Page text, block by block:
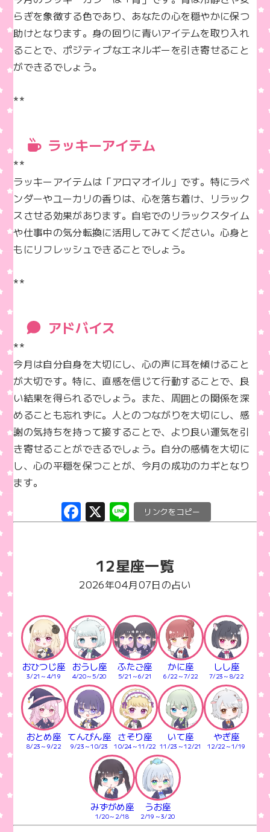
らぎを象徴する色であり、あなたの心を穏やかに保つ
助けとなります。身の回りに青いアイテムを取り入れ
ることで、ポジティブなエネルギーを引き寄せること
ができるでしょう。
**
ラッキーアイテム
**
ラッキーアイテムは「アロマオイル」です。特にラベ
ンダーやユーカリの香りは、心を落ち着け、リラック
スさせる効果があります。自宅でのリラックスタイム
や仕事中の気分転換に活用してみてください。心身と
もにリフレッシュできることでしょう。
**
アドバイス
**
今月は自分自身を大切にし、心の声に耳を傾けること
が大切です。特に、直感を信じて行動することで、良
い結果を得られるでしょう。また、周囲との関係を深
めることも忘れずに。人とのつながりを大切にし、感
謝の気持ちを持って接することで、より良い運気を引
き寄せることができるでしょう。自分の感情を大切に
し、心の平穏を保つことが、今月の成功のカギとなり
ます。
F
a
b
o
o
k
X Li
n
C
o
Li
n
k
12星座一覧
2026年04月07日の占い
おひつじ座
3/21～4/19
おうし座
4/20～5/20
ふたご座
5/21～6/21
かに座
6/22～7/22
しし座
7/23～8/22
おとめ座
8/23～9/22
てんびん座
9/23～10/23
さそり座
10/24～11/22
いて座
11/23～12/21
やぎ座
12/22～1/19
みずがめ座
1/20～2/18
うお座
2/19～3/20